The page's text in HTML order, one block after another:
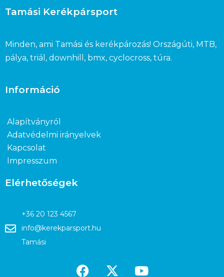
Tamási Kerékpársport
Minden, ami Tamási és kerékpározás! Országúti, MTB,
pálya, triál, downhill, bmx, cyclocross, túra.
Információ
Alapítványról
Adatvédelmi irányelvek
Kapcsolat
Impresszum
Elérhetőségek
+36 20 123 4567
info@kerekparsport.hu
Tamási